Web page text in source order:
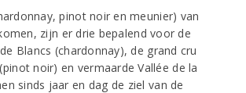
pinot noir en meunier) van
zijn er drie bepalend voor de
Blancs (chardonnay), de grand cru
noir) en vermaarde Vallée de la
sinds jaar en dag de ziel van de